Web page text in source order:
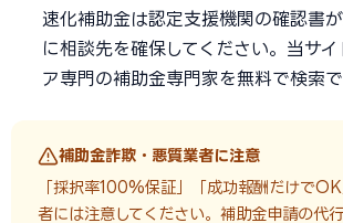
速化補助金は認定支援機関の確認書
に相談先を確保してください。当サ
ア専門の補助金専門家を無料で検索で
補助金詐欺・悪質業者に注意
「採択率100%保証」「成功報酬だけで
者には注意してください。補助金申請の代